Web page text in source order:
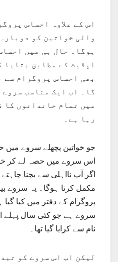
اس کے علاوہ احساس
والی خواتین کو
ہوگا۔ حال ہی میں
اپڈیٹ کے مطابق بتایا
بھی احساس پروگرام سے
گا۔ اب ایک مناسب
میں تمام خاندانوں کا
رہا ہے۔
جو خواتین پچھلے سروے میں
اس سروے میں حصہ لے کر
اگر آپ نااہلی سے بچنا
مکمل کرنا ہوگا۔ یہ سروے
پروگرام کے دفتر میں کیا
سروے ہے جو کئی سال پہلے
نام سے کرایا گیا تھا۔
لیکن اب اس سروے کو